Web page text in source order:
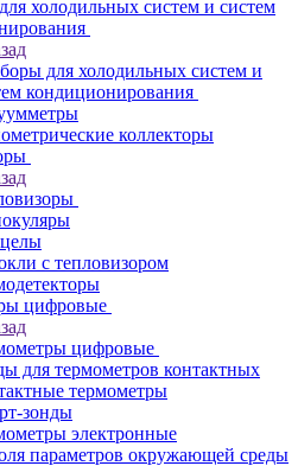
холодильных систем и систем
для холодильных систем и
кондиционирования
коллекторы
с тепловизором
цифровые
цифровые
для термометров контактных
термометры
зонды
электронные
параметров окружающей среды